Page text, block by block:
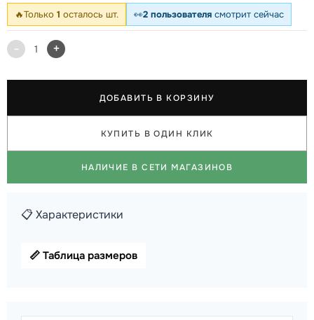
🔥Только 1 осталось шт. 👀2 пользователя смотрит сейчас
- 1 +
ДОБАВИТЬ В КОРЗИНУ
КУПИТЬ В ОДИН КЛИК
НАЛИЧИЕ В СЕТИ МАГАЗИНОВ
📋 Характеристики
📏 Таблица размеров